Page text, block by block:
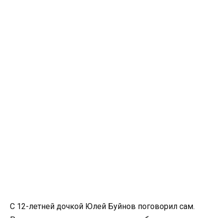
С 12-летней дочкой Юлей Буйнов поговорил сам.